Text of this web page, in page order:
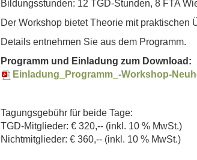
Bildungsstunden: 12 TGD-Stunden, 8 FTA
Der Workshop bietet Theorie mit praktischen
Details entnehmen Sie aus dem Programm.
Programm und Einladung zum Download:
Einladung_Programm_-Workshop-
Tagungsgebühr für beide Tage:
TGD-Mitglieder: € 320,-- (inkl. 10 % MwSt.)
Nichtmitglieder: € 360,-- (inkl. 10 % MwSt.)